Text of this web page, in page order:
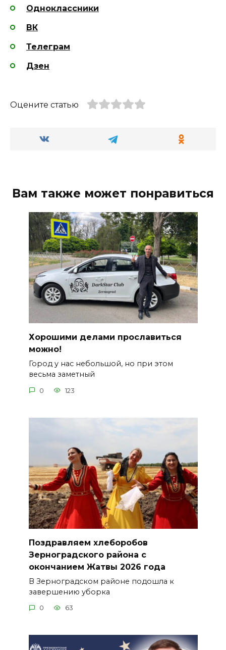
Одноклассники
ВК
Телеграм
Дзен
Оцените статью
Вам также может понравиться
Хорошими делами прославиться
можно!
Город у нас небольшой, но при этом
весьма заметный
0 123
Поздравляем хлеборобов
Зерноградского района с
окончанием Жатвы 2026 года
В Зерноградском районе подошла к
завершению уборка
0 63